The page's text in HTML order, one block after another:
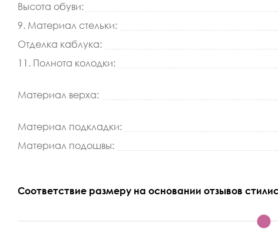
Высота обуви:
9. Материал стельки:
Отделка каблука:
11. Полнота колодки:
Материал верха:
Материал подкладки:
Материал подошвы:
Соответствие размеру на основании отзывов